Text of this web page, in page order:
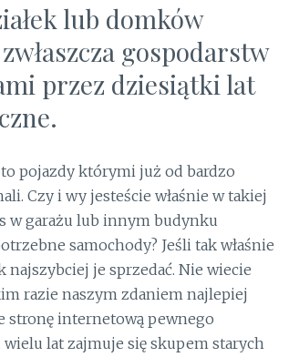
lub domków
gospodarstw
przez dziesiątki lat
pojazdy którymi już od bardzo
Czy i wy jesteście właśnie w takiej
w garażu lub innym budynku
samochody? Jeśli tak właśnie
najszybciej je sprzedać. Nie wiecie
razie naszym zdaniem najlepiej
stronę internetową pewnego
lat zajmuje się skupem starych